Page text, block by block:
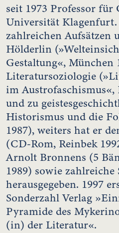
seit 1973 Professor
Universität
zahlreichen Aufsätzen
Hölderlin
Gestaltung«, München
Literatursoziologie
im Austrofaschismus«,
und zu
Historismus und die
1987), weiters hat er
(CD-Rom, Reinbek
Arnolt Bronnens (5
1989) sowie zahlreiche
herausgegeben. 1997
Sonderzahl Verlag
Pyramide des
(in) der Literatur«.